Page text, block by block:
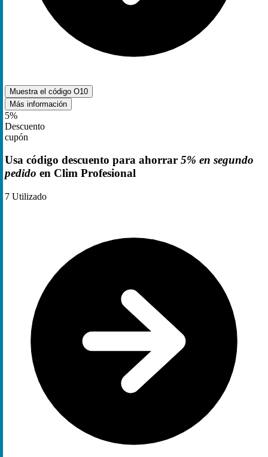
Muestra el código O10
Más información
5%
Descuento
cupón
Usa código descuento para ahorrar 5% en segundo
pedido en Clim Profesional
7 Utilizado